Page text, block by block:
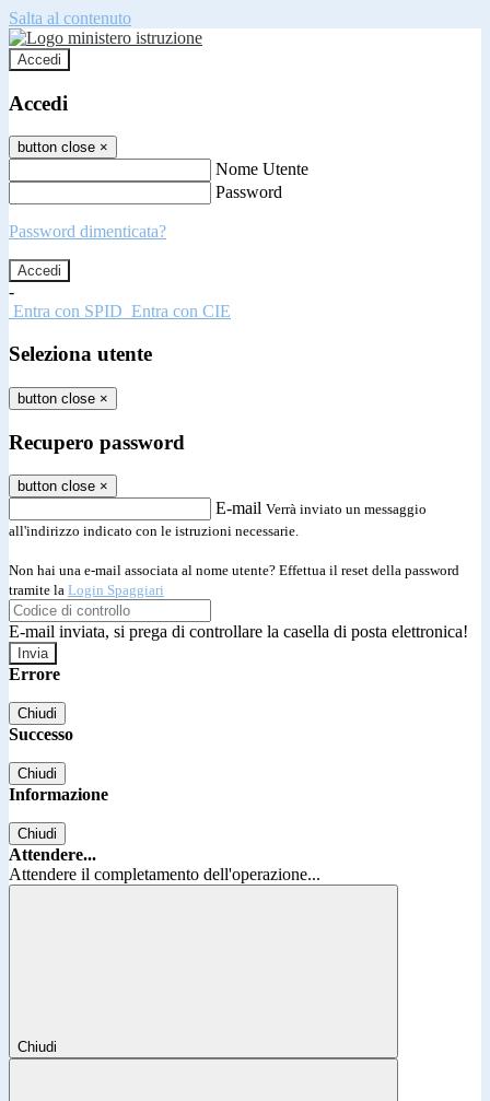
Salta al contenuto
Accedi
Accedi
button close ×
Nome Utente
Password
Password dimenticata?
-
Entra con SPID Entra con CIE
Seleziona utente
button close ×
Recupero password
button close ×
E-mail Verrà inviato un messaggio
all'indirizzo indicato con le istruzioni necessarie.
Non hai una e-mail associata al nome utente? Effettua il reset della password
tramite la Login Spaggiari
E-mail inviata, si prega di controllare la casella di posta elettronica!
Errore
Chiudi
Successo
Chiudi
Informazione
Chiudi
Attendere...
Attendere il completamento dell'operazione...
Chiudi